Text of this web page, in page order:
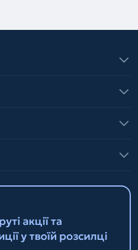
акції та
у твоїй розсилці